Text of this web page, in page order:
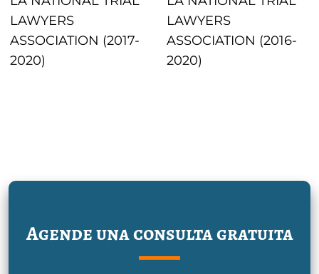
LAWYERS
ASSOCIATION (2017-
2020)
LAWYERS
ASSOCIATION (2016-
2020)
Agende una consulta gratuita